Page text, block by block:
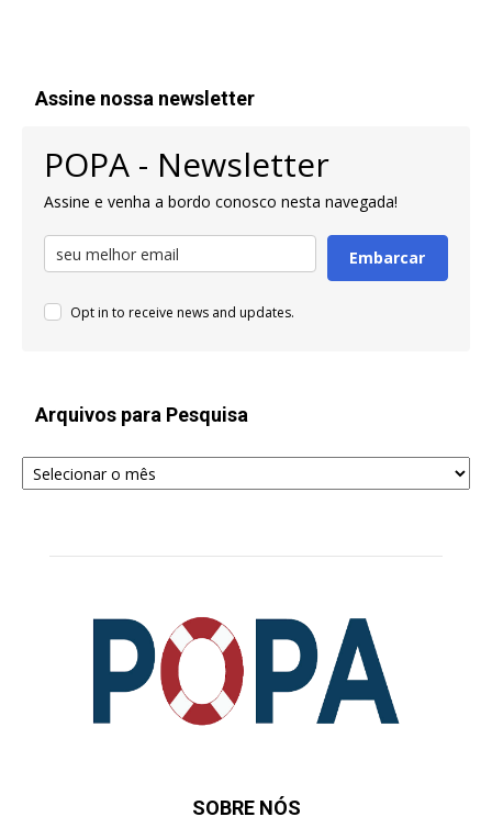
Assine nossa newsletter
POPA - Newsletter
Assine e venha a bordo conosco nesta navegada!
Embarcar
Opt in to receive news and updates.
Arquivos para Pesquisa
Arquivos
para
SOBRE NÓS